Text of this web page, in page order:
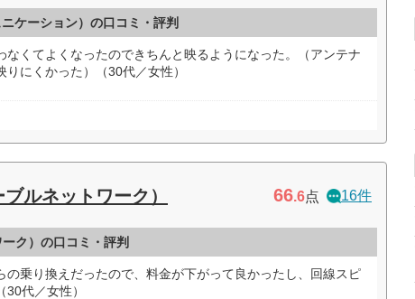
ケーション）の口コミ・評判
なくてよくなったのできちんと映るようになった。（アンテナ
にくかった）（30代／女性）
ルネットワーク） 66.6点 16件
ク）の口コミ・評判
の乗り換えだったので、料金が下がって良かったし、回線スピ
代／女性）